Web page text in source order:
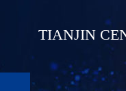
TIANJIN